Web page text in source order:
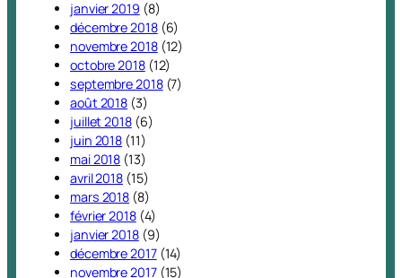
janvier 2019 (8)
décembre 2018(6)
novembre 2018(12)
octobre 2018(12)
septembre 2018(7)
août 2018 (3)
juillet 2018(6)
juin 2018 (11)
mai 2018 (13)
avril 2018 (15)
mars 2018 (8)
février 2018(4)
janvier 2018(9)
décembre 2017(14)
novembre 2017(15)